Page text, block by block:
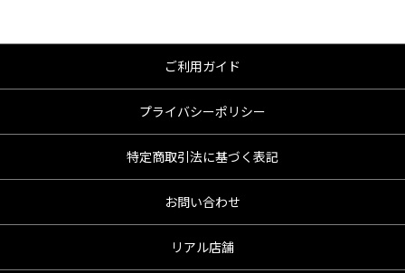
ご利用ガイド
プライバシーポリシー
特定商取引法に基づく表記
お問い合わせ
リアル店舗